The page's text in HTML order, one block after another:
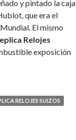
y pintado la caja
que era el
El mismo
Relojes
exposición
RELOJES SUIZOS